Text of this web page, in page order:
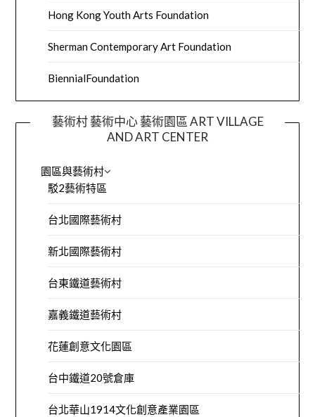
Hong Kong Youth Arts Foundation
Sherman Contemporary Art Foundation
BiennialFoundation
藝術村 藝術中心 藝術園區 ART VILLAGE
AND ART CENTER
園區與藝術村
駁2藝術特區
台北國際藝術村
新北國際藝術村
台東鐵道藝術村
嘉義鐵道藝術村
花蓮創意文化園區
台中鐵道20號倉庫
台北華山1914文化創意產業園區